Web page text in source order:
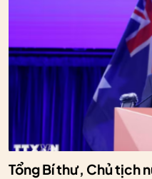
Tổng Bí thư, Chủ tịch